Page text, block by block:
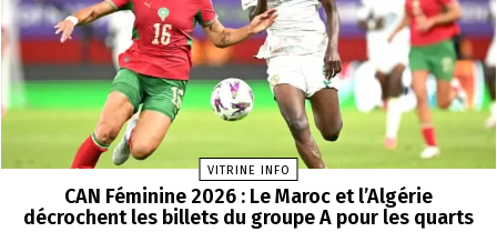
VITRINE INFO
CAN Féminine 2026 : Le Maroc et l’Algérie
décrochent les billets du groupe A pour les quarts